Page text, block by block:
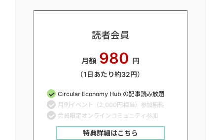
読者会員
月額 980 円
（1日あたり約32円）
Circular Economy Hub の記事読み放題
月例イベント（2,000円相当）参加無料
会員限定オンラインコミュニティ参加
特典詳細はこちら